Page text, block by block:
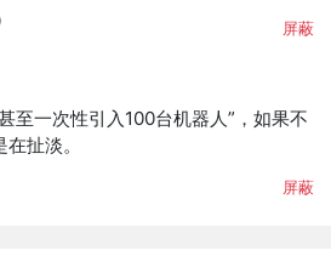
屏蔽
至一次性引入100台机器人”，如果不
扯淡。
屏蔽